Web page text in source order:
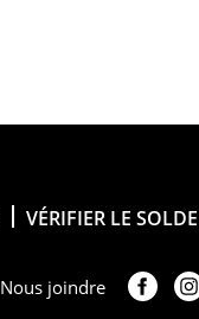
VÉRIFIER LE SOLDE
Nous joindre